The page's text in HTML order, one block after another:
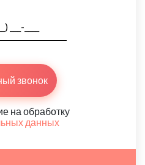
звонок
на обработку
данных